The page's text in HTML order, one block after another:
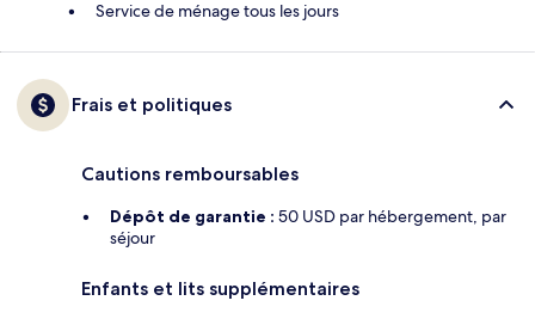
Service de ménage tous les jours
Frais et politiques
Cautions remboursables
Dépôt de garantie : 50 USD par hébergement, par
séjour
Enfants et lits supplémentaires